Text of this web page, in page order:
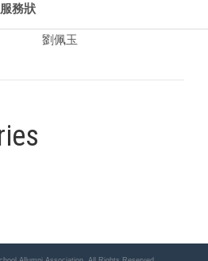
務狀
劉佩玉